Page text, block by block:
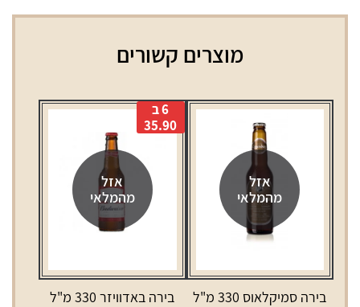
מוצרים קשורים
אזל
מהמלאי
בירה סמיקלאוס 330 מ"ל
אזל
מהמלאי
6 ב
35.90
בירה באדוויזר 330 מ"ל